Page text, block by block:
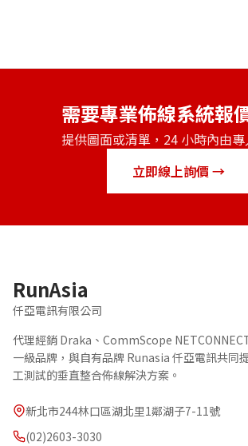
需要專業佈線系統報
提供圖面或清單，24 小時內由專
立即線上詢價 →
RunAsia
仟亞電訊有限公司
代理經銷 Draka、CommScope
一級品牌，與自有品牌 Runasia 仟亞電訊共同
工測試的垂直整合佈線解決方案。
新北市244林口區湖北里1鄰湖子7-11號
(02)2603-3030